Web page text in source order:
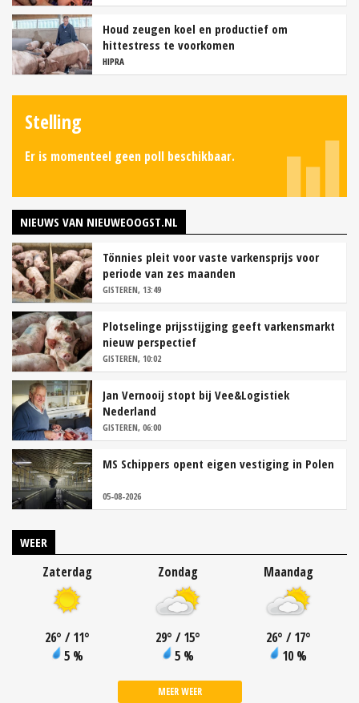
Houd zeugen koel en productief om
hittestress te voorkomen
HIPRA
Stelling
Er is momenteel geen poll beschikbaar.
NIEUWS VAN NIEUWEOOGST.NL
Tönnies pleit voor vaste varkensprijs voor
periode van zes maanden
GISTEREN, 13:49
Plotselinge prijsstijging geeft varkensmarkt
nieuw perspectief
GISTEREN, 10:02
Jan Vernooij stopt bij Vee&Logistiek
Nederland
GISTEREN, 06:00
MS Schippers opent eigen vestiging in Polen
05-08-2026
WEER
Zaterdag
26° / 11°
5 %
Zondag
29° / 15°
5 %
Maandag
26° / 17°
10 %
MEER WEER